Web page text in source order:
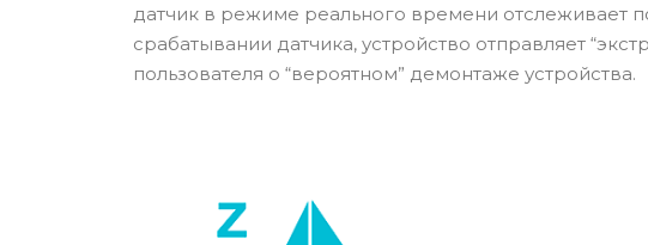
датчик в режиме реального времени отслеживает
срабатывании датчика, устройство отправляет
пользователя о “вероятном” демонтаже устройства.